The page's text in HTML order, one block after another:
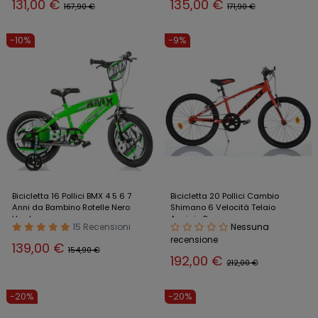
131,00 € 167,90 € 135,00 € 171,90 €
-10%
Bicicletta 16 Pollici BMX 4 5 6 7
Anni da Bambino Rotelle Nero
Verde
15 Recensioni
139,00 € 154,90 €
-9%
Bicicletta 20 Pollici Cambio
Shimano 6 Velocità Telaio
Acciaio Rosso
Nessuna
recensione
192,00 € 212,00 €
-20% -20%